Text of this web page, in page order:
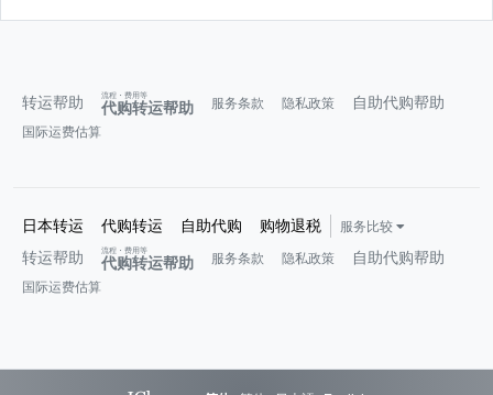
转运帮助 代购转运帮助
流程・费用等
服务条款 隐私政策 自助代购帮助
国际运费估算
日本转运 代购转运 自助代购 购物退税 服务比较
转运帮助 代购转运帮助
流程・费用等
服务条款 隐私政策 自助代购帮助
国际运费估算